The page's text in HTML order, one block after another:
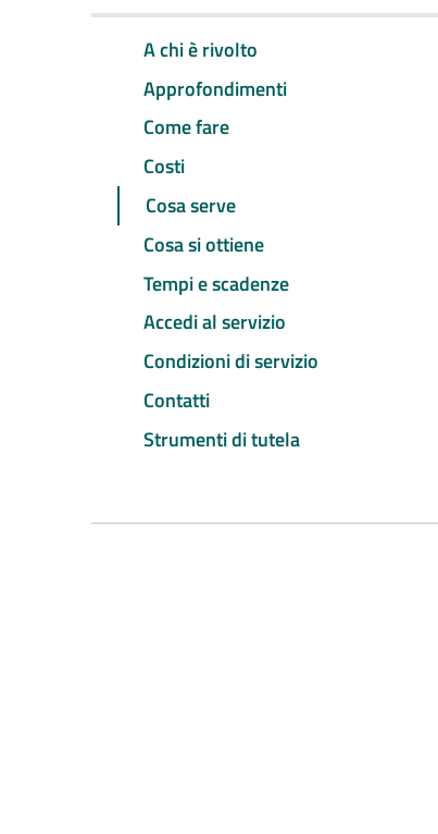
A chi è rivolto
Approfondimenti
Come fare
Costi
Cosa serve
Cosa si ottiene
Tempi e scadenze
Accedi al servizio
Condizioni di servizio
Contatti
Strumenti di tutela